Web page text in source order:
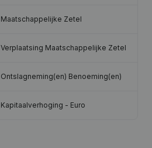
Maatschappelijke Zetel
Verplaatsing Maatschappelijke Zetel
Ontslagneming(en) Benoeming(en)
Kapitaalverhoging - Euro